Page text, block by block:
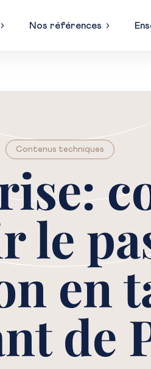
Nos références
Contenus techniques
le
en
de